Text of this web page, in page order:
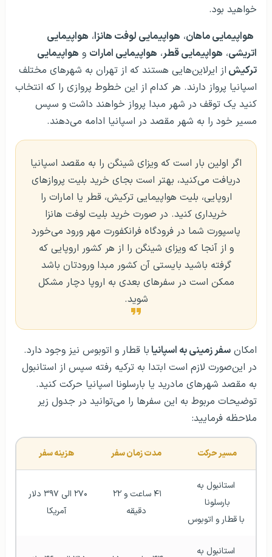
خواهید بود.
هواپیمایی ماهان، هواپیمایی لوفت هانزا، هواپیمایی
اتریشی، هواپیمایی قطر، هواپیمایی امارات و هواپیمایی
ترکیش از ایرلاین‌هایی هستند که از تهران به شهرهای مختلف
اسپانیا پرواز دارند. هر کدام از این خطوط پروازی را که انتخاب
کنید یک توقف در شهر مبدا پرواز خواهند داشت و سپس
مسیر خود را به شهر مقصد در اسپانیا ادامه می‌دهند.
اگر اولین بار است که ویزای شینگن را به مقصد اسپانیا
دریافت می‌کنید، بهتر است بجای خرید بلیت پروازهای
اروپایی، بلیت هواپیمایی ترکیش، قطر یا امارات را
خریداری کنید. در صورت خرید بلیت لوفت هانزا
پاسپورت شما در فرودگاه فرانکفورت مهر ورود می‌خورد
و از آنجا که ویزای شینگن را از هر کشور اروپایی که
گرفته باشید بایستی آن کشور مبدا ورودتان باشد
ممکن است در سفرهای بعدی به اروپا دچار مشکل
شوید.
امکان سفر زمینی به اسپانیابا قطار و اتوبوس نیز وجود دارد.
در این‌صورت لازم است ابتدا به ترکیه رفته سپس از استانبول
به مقصد شهرهای مادرید یا بارسلونا اسپانیا حرکت کنید.
توضیحات مربوط به این سفرها را می‌توانید در جدول زیر
ملاحظه فرمایید:
مسیر حرکت مدت زمان سفر هزینه سفر
بارسلونا
با قطار و اتوبوس
دقیقه
آمریکا